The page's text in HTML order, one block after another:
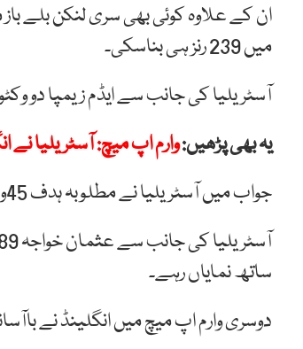
میں 239 رنز ہی بناسکی۔
آسٹریلیا کی جانب سے ایڈم زیمپا دو
یہ بھی پڑھیں:وارم اپ میچ: آسٹریلیا نے انگلینڈ کو
جواب میں آسٹریلیا نے مطلوبہ ہدف 45ویں اوور میں حاصل کرتے ہوئے پانچ وکٹوں سے فتح اپنے نام کی۔
ساتھ نمایاں رہے۔
دوسری وارم اپ میچ میں انگلینڈ نے